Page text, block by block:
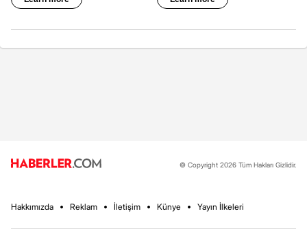
© Copyright 2026 Tüm Hakları Gizlidir.
Hakkımızda Reklam İletişim Künye Yayın İlkeleri